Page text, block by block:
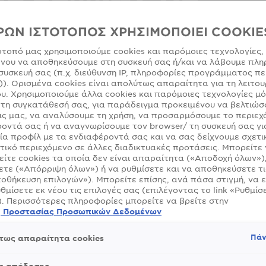
Γιατί είναι
το καλοκαίρι;
Αυγούστου 28, 2024
μόνο την επιδερμίδα αλλά και τα μαλλιά, τα οποία
των ακτίνων UV, τη ζέστη, το αλάτι της θάλασσας,
Και, ενώ στο πρόσωπο και το σώμα φροντίζουμε να
προστασία, οι περισσότερες από εμάς δεν κάνουμε το
τα στην τύχη τους- μέχρι που κάποια στιγμή οι
η εικόνα τους εκπέμπει σήμα SOS!
τα μαλλιά το καλοκαίρι;
επιθετική υπεριώδης ακτινοβολία, αλάτι, χλώριο,
ΙΣΤΟΤΟΠΟΣ ΧΡΗΣΙΜΟΠΟΙΕΙ
μας χρησιμοποιούμε cookies και παρόμοιες τεχνολογίες,
να αποθηκεύσουμε στη συσκευή σας ή/και να λάβουμε
σας (π.χ. διεύθυνση IP, πληροφορίες προγράμματος
Ορισμένα cookies είναι απολύτως απαραίτητα για τη
Χρησιμοποιούμε άλλα cookies και παρόμοιες τεχνολογίες
συγκατάθεσή σας, για παράδειγμα προκειμένου να
μας, να αναλύσουμε τη χρήση, να προσαρμόσουμε το
σας ή να αναγνωρίσουμε τον browser/ τη συσκευή σας
προφίλ με τα ενδιαφέροντά σας και να σας δείχνουμε
περιεχόμενο σε άλλες διαδικτυακές προτάσεις. Μπορείτε
cookies τα οποία δεν είναι απαραίτητα («Αποδοχή
(«Απόρριψη όλων») ή να ρυθμίσετε και να αποθηκεύσετε
επιλογών»). Μπορείτε επίσης, ανά πάσα στιγμή, να
εκ νέου τις επιλογές σας (επιλέγοντας το link
Περισσότερες πληροφορίες μπορείτε να βρείτε στην
Προστασίας Προσωπικών Δεδομένων
απαραίτητα cookies